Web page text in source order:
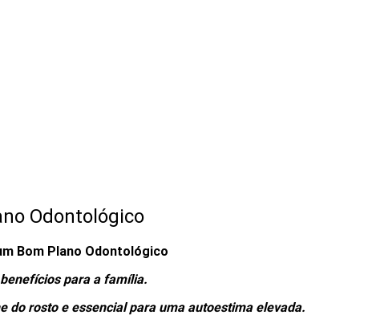
Odontológico
Bom Plano Odontológico
para a família.
do rosto e essencial para uma autoestima elevada.